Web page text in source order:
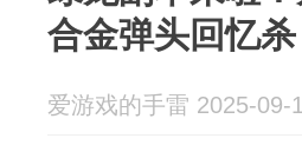
合金弹头回忆杀
爱游戏的手雷 2025-09-